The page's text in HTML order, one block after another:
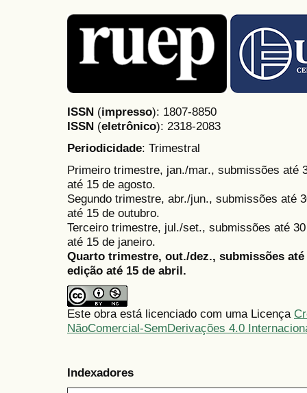
ISSN (impresso): 1807-8850
ISSN (eletrônico): 2318-2083
Periodicidade: Trimestral
Primeiro trimestre, jan./mar., submissões até
até 15 de agosto.
Segundo trimestre, abr./jun., submissões até
até 15 de outubro.
Terceiro trimestre, jul./set., submissões até
até 15 de janeiro.
Quarto trimestre, out./dez., submissões
edição até 15 de abril.
Este obra está licenciado com uma Licença
NãoComercial-SemDerivações 4.0
Indexadores